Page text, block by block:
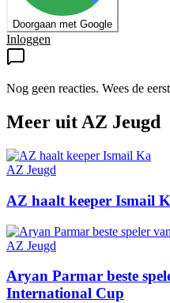
Doorgaan met Google
Inloggen
Nog geen reacties. Wees de
Meer uit AZ Jeugd
AZ Jeugd
AZ haalt keeper Ismail
AZ Jeugd
Aryan Parmar beste
International Cup